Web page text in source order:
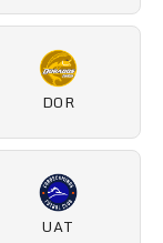
DOR
UAT